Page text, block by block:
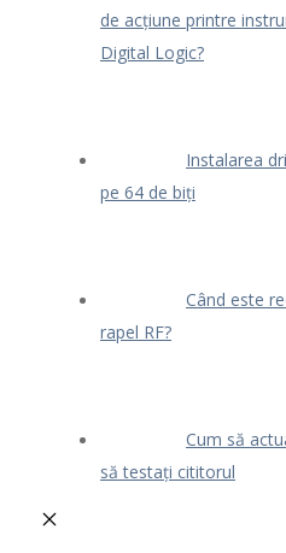
de acțiune printre
Digital Logic?
Instalarea
pe 64 de biți
Când este
rapel RF?
Cum să
să testați cititorul